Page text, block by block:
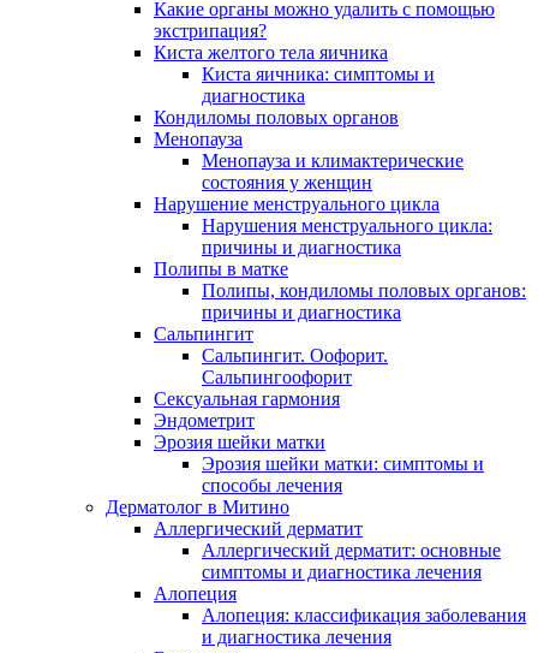
Какие органы можно удалить с помощью
экстрипация?
Киста желтого тела яичника
Киста яичника: симптомы и
диагностика
Кондиломы половых органов
Менопауза
Менопауза и климактерические
состояния у женщин
Нарушение менструального цикла
Нарушения менструального цикла:
причины и диагностика
Полипы в матке
Полипы, кондиломы половых органов:
причины и диагностика
Сальпингит
Сальпингит. Оофорит.
Сальпингоофорит
Сексуальная гармония
Эндометрит
Эрозия шейки матки
Эрозия шейки матки: симптомы и
способы лечения
Дерматолог в Митино
Аллергический дерматит
Аллергический дерматит: основные
симптомы и диагностика лечения
Алопеция
Алопеция: классификация заболевания
и диагностика лечения